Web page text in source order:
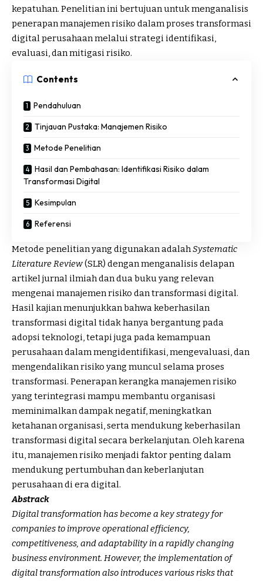
kepatuhan. Penelitian ini bertujuan untuk menganalisis
penerapan manajemen risiko dalam proses transformasi
digital perusahaan melalui strategi identifikasi,
evaluasi, dan mitigasi risiko.
Contents
Pendahuluan
Tinjauan Pustaka: Manajemen Risiko
Metode Penelitian
Hasil dan Pembahasan: Identifikasi Risiko dalam
Transformasi Digital
Kesimpulan
Referensi
Metode penelitian yang digunakan adalah Systematic
Literature Review(SLR) dengan menganalisis delapan
artikel jurnal ilmiah dan dua buku yang relevan
mengenai manajemen risiko dan transformasi digital.
Hasil kajian menunjukkan bahwa keberhasilan
transformasi digital tidak hanya bergantung pada
adopsi teknologi, tetapi juga pada kemampuan
perusahaan dalam mengidentifikasi, mengevaluasi, dan
mengendalikan risiko yang muncul selama proses
transformasi. Penerapan kerangka manajemen risiko
yang terintegrasi mampu membantu organisasi
meminimalkan dampak negatif, meningkatkan
ketahanan organisasi, serta mendukung keberhasilan
transformasi digital secara berkelanjutan. Oleh karena
itu, manajemen risiko menjadi faktor penting dalam
mendukung pertumbuhan dan keberlanjutan
perusahaan di era digital.
Abstrack
Digital transformation has become a key strategy for
companies to improve operational efficiency,
competitiveness, and adaptability in a rapidly changing
business environment. However, the implementation of
digital transformation also introduces various risks that